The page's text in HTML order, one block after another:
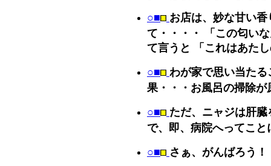
○■ お店は、妙な甘い
て・・・・ 「この匂い
て言うと 「これはあた
○■ わが家で思い当た
果・・・お風呂の掃除が
○■ ただ、ニャジは肝
で、即、病院へってこと
○■ さぁ、がんばろう！